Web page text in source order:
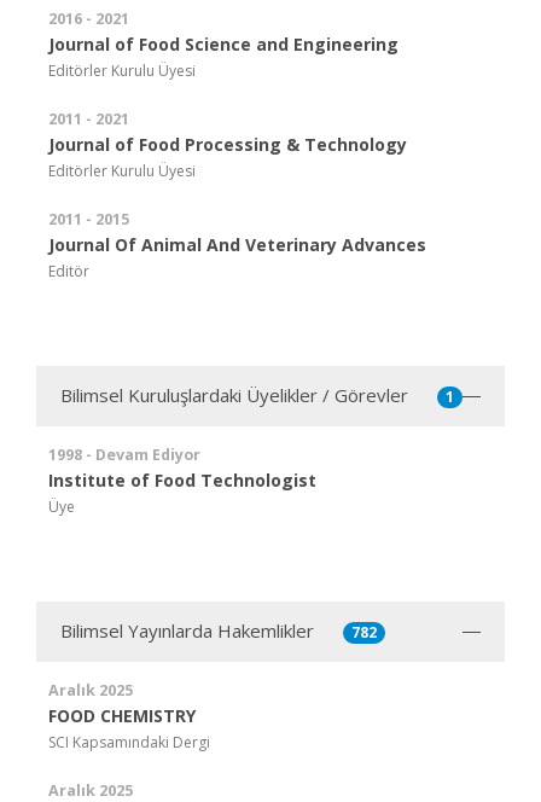
2016 - 2021
Journal of Food Science and Engineering
Editörler Kurulu Üyesi
2011 - 2021
Journal of Food Processing & Technology
Editörler Kurulu Üyesi
2011 - 2015
Journal Of Animal And Veterinary Advances
Editör
Bilimsel Kuruluşlardaki Üyelikler / Görevler 1
1998 - Devam Ediyor
Institute of Food Technologist
Üye
Bilimsel Yayınlarda Hakemlikler 782
Aralık 2025
FOOD CHEMISTRY
SCI Kapsamındaki Dergi
Aralık 2025